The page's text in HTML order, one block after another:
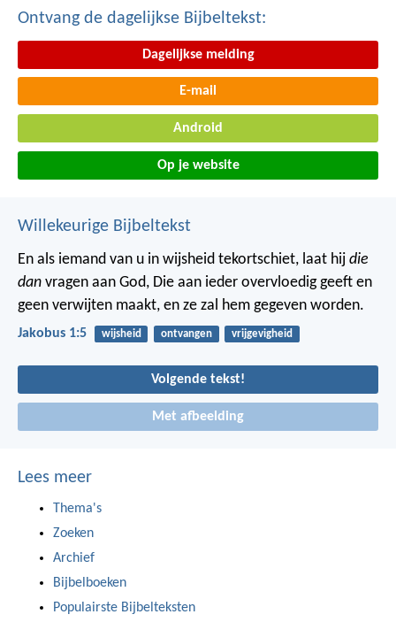
Ontvang de dagelijkse Bijbeltekst:
Dagelijkse melding
E-mail
Android
Op je website
Willekeurige Bijbeltekst
En als iemand van u in wijsheid tekortschiet, laat hij die
dan vragen aan God, Die aan ieder overvloedig geeft en
geen verwijten maakt, en ze zal hem gegeven worden.
Jakobus 1:5 wijsheid ontvangen vrijgevigheid
Volgende tekst!
Met afbeelding
Lees meer
Thema's
Zoeken
Archief
Bijbelboeken
Populairste Bijbelteksten